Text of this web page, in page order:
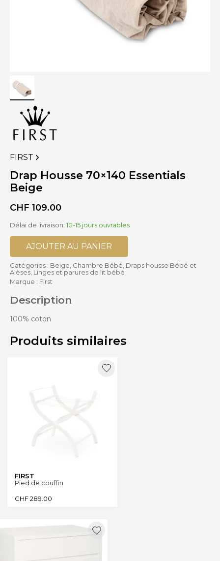
VOIR
PLUS
DE
PRODUITS
FIRST
Drap Housse 70×140 Essentials
Beige
CHF 109.00
Délai de livraison: 10-15 jours ouvrables
AJOUTER AU PANIER
Catégories : Beige Chambre Bébé Draps housse Bébé et
Alèses Linges et parures de lit bébé
Marque : First
Description
100% coton
Produits similaires
FIRST
Pied de couffin
CHF289.00